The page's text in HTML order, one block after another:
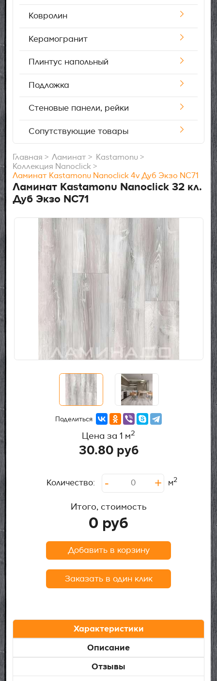
Ковролин
Керамогранит
Плинтус напольный
Подложка
Стеновые панели, рейки
Сопутствующие товары
Главная Ламинат
Kastamonu
Коллекция Nanoclick
Ламинат Kastamonu Nanoclick 4v Дуб Экзо NC71
Ламинат Kastamonu Nanoclick 32 кл.
Дуб Экзо NC71
Поделиться
Цена за 1 м2
30.80руб
Количество: - + м2
Итого, стоимость
0 руб
Добавить в корзину
Заказать в один клик
Характеристики
Описание
Отзывы